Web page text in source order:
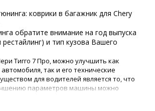
коврики в багажник для Chery
обратите внимание на год выпуска
рестайлинг) и тип кузова Вашего
Тигго 7 Про, можно улучшить как
так и его технические
для водителей является то, что
параметров машины можно